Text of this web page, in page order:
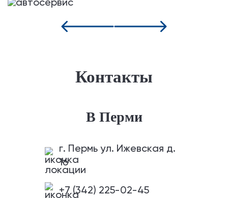
Контакты
В Перми
г. Пермь ул. Ижевская д.
16
+7 (342) 225-02-45